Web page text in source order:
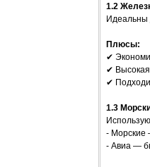
1.2
Идеальны
Плюсы:
✔
✔ Высокая
✔
1.3
- Морские
- Авиа —